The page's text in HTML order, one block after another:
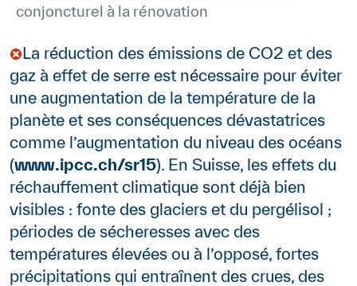
conjoncturel à la rénovation
Body
La réduction des émissions de CO2 et des
gaz à effet de serre est nécessaire pour éviter
une augmentation de la température de la
planète et ses conséquences dévastatrices
comme l’augmentation du niveau des océans
(www.ipcc.ch/sr15). En Suisse, les effets du
réchauffement climatique sont déjà bien
visibles : fonte des glaciers et du pergélisol ;
périodes de sécheresses avec des
températures élevées ou à l’opposé, fortes
précipitations qui entraînent des crues, des